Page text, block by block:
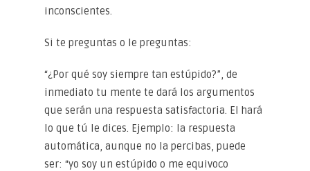
inconscientes.
Si te preguntas o le preguntas:
“¿Por qué soy siempre tan estúpido?”, de
inmediato tu mente te dará los argumentos
que serán una respuesta satisfactoria. El hará
lo que tú le dices. Ejemplo: la respuesta
automática, aunque no la percibas, puede
ser: “yo soy un estúpido o me equivoco